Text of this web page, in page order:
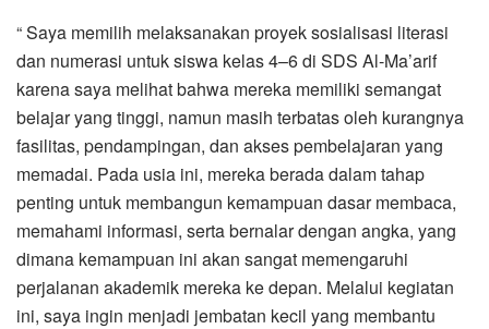
“ Saya memilih melaksanakan proyek sosialisasi literasi
dan numerasi untuk siswa kelas 4–6 di SDS Al-Ma’arif
karena saya melihat bahwa mereka memiliki semangat
belajar yang tinggi, namun masih terbatas oleh kurangnya
fasilitas, pendampingan, dan akses pembelajaran yang
memadai. Pada usia ini, mereka berada dalam tahap
penting untuk membangun kemampuan dasar membaca,
memahami informasi, serta bernalar dengan angka, yang
dimana kemampuan ini akan sangat memengaruhi
perjalanan akademik mereka ke depan. Melalui kegiatan
ini, saya ingin menjadi jembatan kecil yang membantu